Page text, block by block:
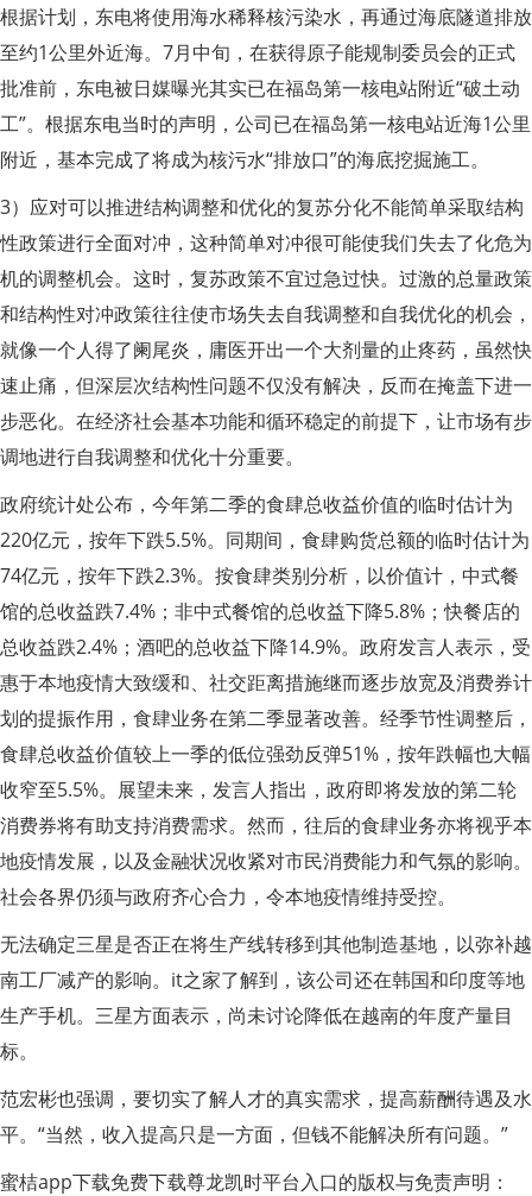
根据计划，东电将使用海水稀释核污染水，再通过海底隧道排放
至约1公里外近海。7月中旬，在获得原子能规制委员会的正式
批准前，东电被日媒曝光其实已在福岛第一核电站附近“破土动
工”。根据东电当时的声明，公司已在福岛第一核电站近海1公里
附近，基本完成了将成为核污水“排放口”的海底挖掘施工。
3）应对可以推进结构调整和优化的复苏分化不能简单采取结构
性政策进行全面对冲，这种简单对冲很可能使我们失去了化危为
机的调整机会。这时，复苏政策不宜过急过快。过激的总量政策
和结构性对冲政策往往使市场失去自我调整和自我优化的机会，
就像一个人得了阑尾炎，庸医开出一个大剂量的止疼药，虽然快
速止痛，但深层次结构性问题不仅没有解决，反而在掩盖下进一
步恶化。在经济社会基本功能和循环稳定的前提下，让市场有步
调地进行自我调整和优化十分重要。
政府统计处公布，今年第二季的食肆总收益价值的临时估计为
220亿元，按年下跌5.5%。同期间，食肆购货总额的临时估计为
74亿元，按年下跌2.3%。按食肆类别分析，以价值计，中式餐
馆的总收益跌7.4%；非中式餐馆的总收益下降5.8%；快餐店的
总收益跌2.4%；酒吧的总收益下降14.9%。政府发言人表示，受
惠于本地疫情大致缓和、社交距离措施继而逐步放宽及消费券计
划的提振作用，食肆业务在第二季显著改善。经季节性调整后，
食肆总收益价值较上一季的低位强劲反弹51%，按年跌幅也大幅
收窄至5.5%。展望未来，发言人指出，政府即将发放的第二轮
消费券将有助支持消费需求。然而，往后的食肆业务亦将视乎本
地疫情发展，以及金融状况收紧对市民消费能力和气氛的影响。
社会各界仍须与政府齐心合力，令本地疫情维持受控。
无法确定三星是否正在将生产线转移到其他制造基地，以弥补越
南工厂减产的影响。it之家了解到，该公司还在韩国和印度等地
生产手机。三星方面表示，尚未讨论降低在越南的年度产量目
标。
范宏彬也强调，要切实了解人才的真实需求，提高薪酬待遇及水
平。“当然，收入提高只是一方面，但钱不能解决所有问题。”
蜜桔app下载免费下载尊龙凯时平台入口的版权与免责声明：